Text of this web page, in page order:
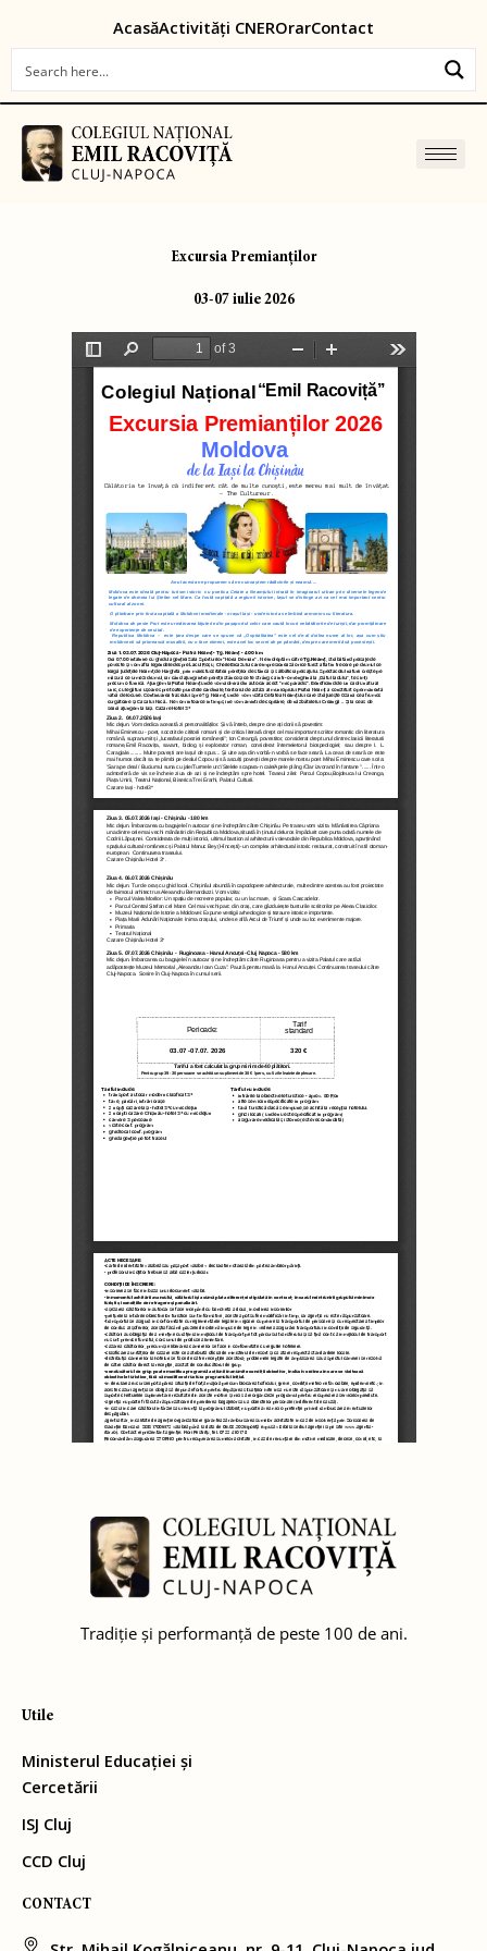
content
AcasăActivități CNEROrarContact
Excursia Premianților
03-07 iulie 2026
Tradiție și performanță de peste 100 de ani.
Utile
Ministerul Educației și
Cercetării
ISJ Cluj
CCD Cluj
CONTACT